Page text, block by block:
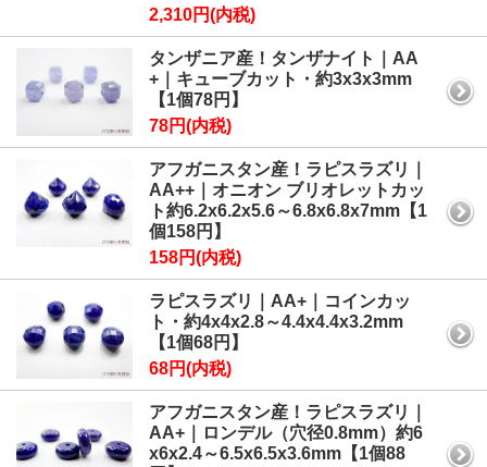
2,310円(内税)
タンザニア産！タンザナイト｜AA
+｜キューブカット・約3x3x3mm
【1個78円】
78円(内税)
アフガニスタン産！ラピスラズリ｜
AA++｜オニオン ブリオレットカッ
ト約6.2x6.2x5.6～6.8x6.8x7mm【1
個158円】
158円(内税)
ラピスラズリ｜AA+｜コインカッ
ト・約4x4x2.8～4.4x4.4x3.2mm
【1個68円】
68円(内税)
アフガニスタン産！ラピスラズリ｜
AA+｜ロンデル（穴径0.8mm）約6
x6x2.4～6.5x6.5x3.6mm【1個88